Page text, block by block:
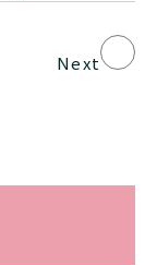
Next